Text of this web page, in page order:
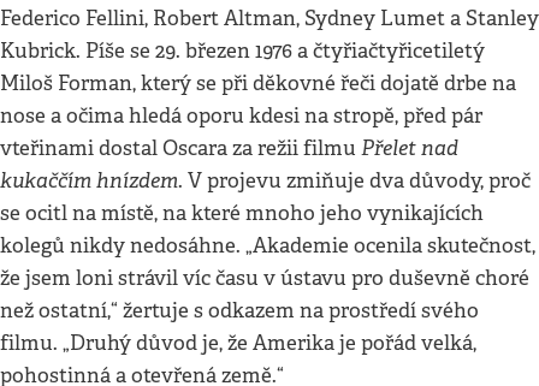
Federico Fellini, Robert Altman, Sydney Lumet a Stanley
Kubrick. Píše se 29. březen 1976 a čtyřiačtyřicetiletý
Miloš Forman, který se při děkovné řeči dojatě drbe na
nose a očima hledá oporu kdesi na stropě, před pár
vteřinami dostal Oscara za režii filmu Přelet nad
kukaččím hnízdem. V projevu zmiňuje dva důvody, proč
se ocitl na místě, na které mnoho jeho vynikajících
kolegů nikdy nedosáhne. „Akademie ocenila skutečnost,
že jsem loni strávil víc času v ústavu pro duševně choré
než ostatní,“ žertuje s odkazem na prostředí svého
filmu. „Druhý důvod je, že Amerika je pořád velká,
pohostinná a otevřená země.“